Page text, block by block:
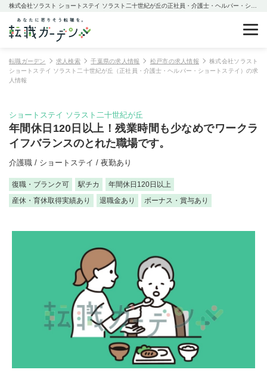
転職ガーデン 求人検索 千葉県の求人情報 松戸市の求人情報
株式会社ソラスト
ショートステイ ソラスト二十世紀が丘（正社員・介護士・ヘルパー・ショートステイ）の求
人情報
ショートステイ ソラスト二十世紀が丘
年間休日120日以上！残業時間も少なめでワークラ
イフバランスのとれた職場です。
介護職 / ショートステイ / 夜勤あり
復職・ブランク可 駅チカ
年間休日120日以上
産休・育休取得実績あり
退職金あり ボーナス・賞与あり